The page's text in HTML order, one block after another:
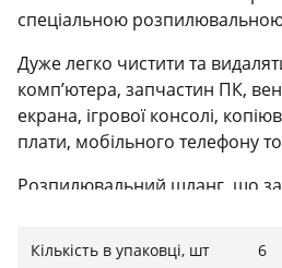
спеціальною
Дуже легко чистити та
комп’ютера, запчастин ПК,
екрана, ігрової консолі,
плати, мобільного телефону
Розпилювальний шланг, що
Відмінно підходить для
Кількість в упаковці, шт 6